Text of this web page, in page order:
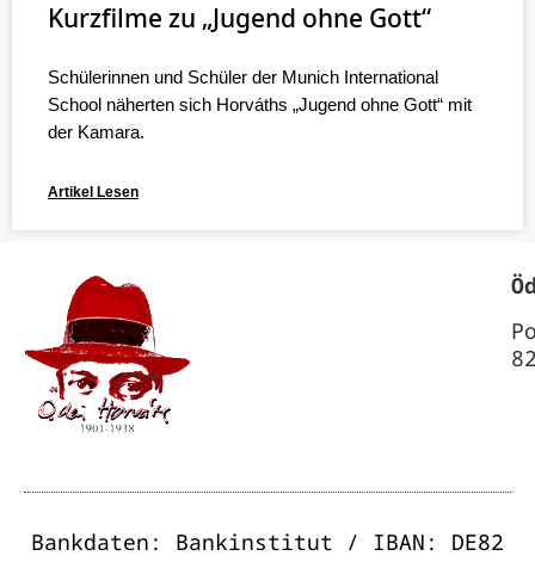
Kurzfilme zu „Jugend ohne Gott“
Schülerinnen und Schüler der Munich International
School näherten sich Horváths „Jugend ohne Gott“ mit
der Kamara.
Artikel Lesen
Bankdaten: Bankinstitut / IBAN: DE82